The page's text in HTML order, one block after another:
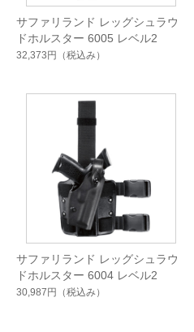
サファリランド レッグシュラウ
ドホルスター 6005 レベル2
32,373円 （税込み）
サファリランド レッグシュラウ
ドホルスター 6004 レベル2
30,987円 （税込み）